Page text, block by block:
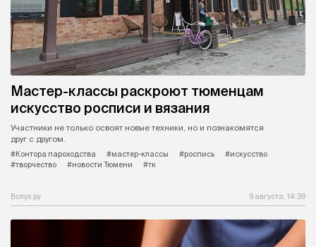
#Тюменьстат
#статистика #услуги #деньги #спрос
#Тюмень
#Тюменская область
#новости Тюмени #тк
Вслух.ру 9 августа, 15:42